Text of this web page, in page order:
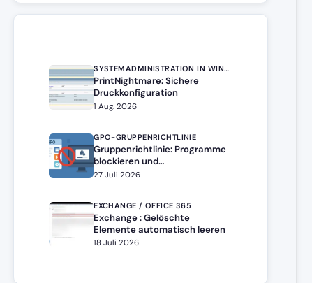
SYSTEMADMINISTRATION IN WINDOWS SERVER
PrintNightmare: Sichere
Druckkonfiguration
1 Aug. 2026
GPO-GRUPPENRICHTLINIE
Gruppenrichtlinie: Programme
blockieren und
Softwareinstallation
27 Juli 2026
EXCHANGE / OFFICE 365
Exchange : Gelöschte
Elemente automatisch leeren
18 Juli 2026